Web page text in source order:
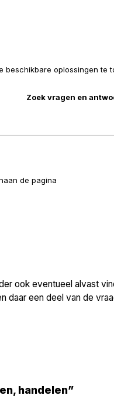
beschikbare oplossingen te
de pagina
ook eventueel alvast
daar een deel van de
handelen”